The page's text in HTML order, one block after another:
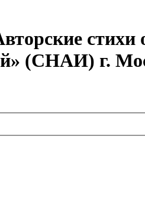
(СНАИ) г.